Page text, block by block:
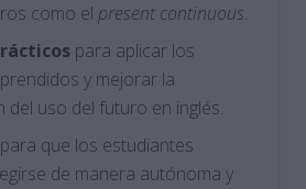
como el present continuous.
para aplicar los
y mejorar la
del uso del futuro en inglés.
para que los estudiantes
de manera autónoma y